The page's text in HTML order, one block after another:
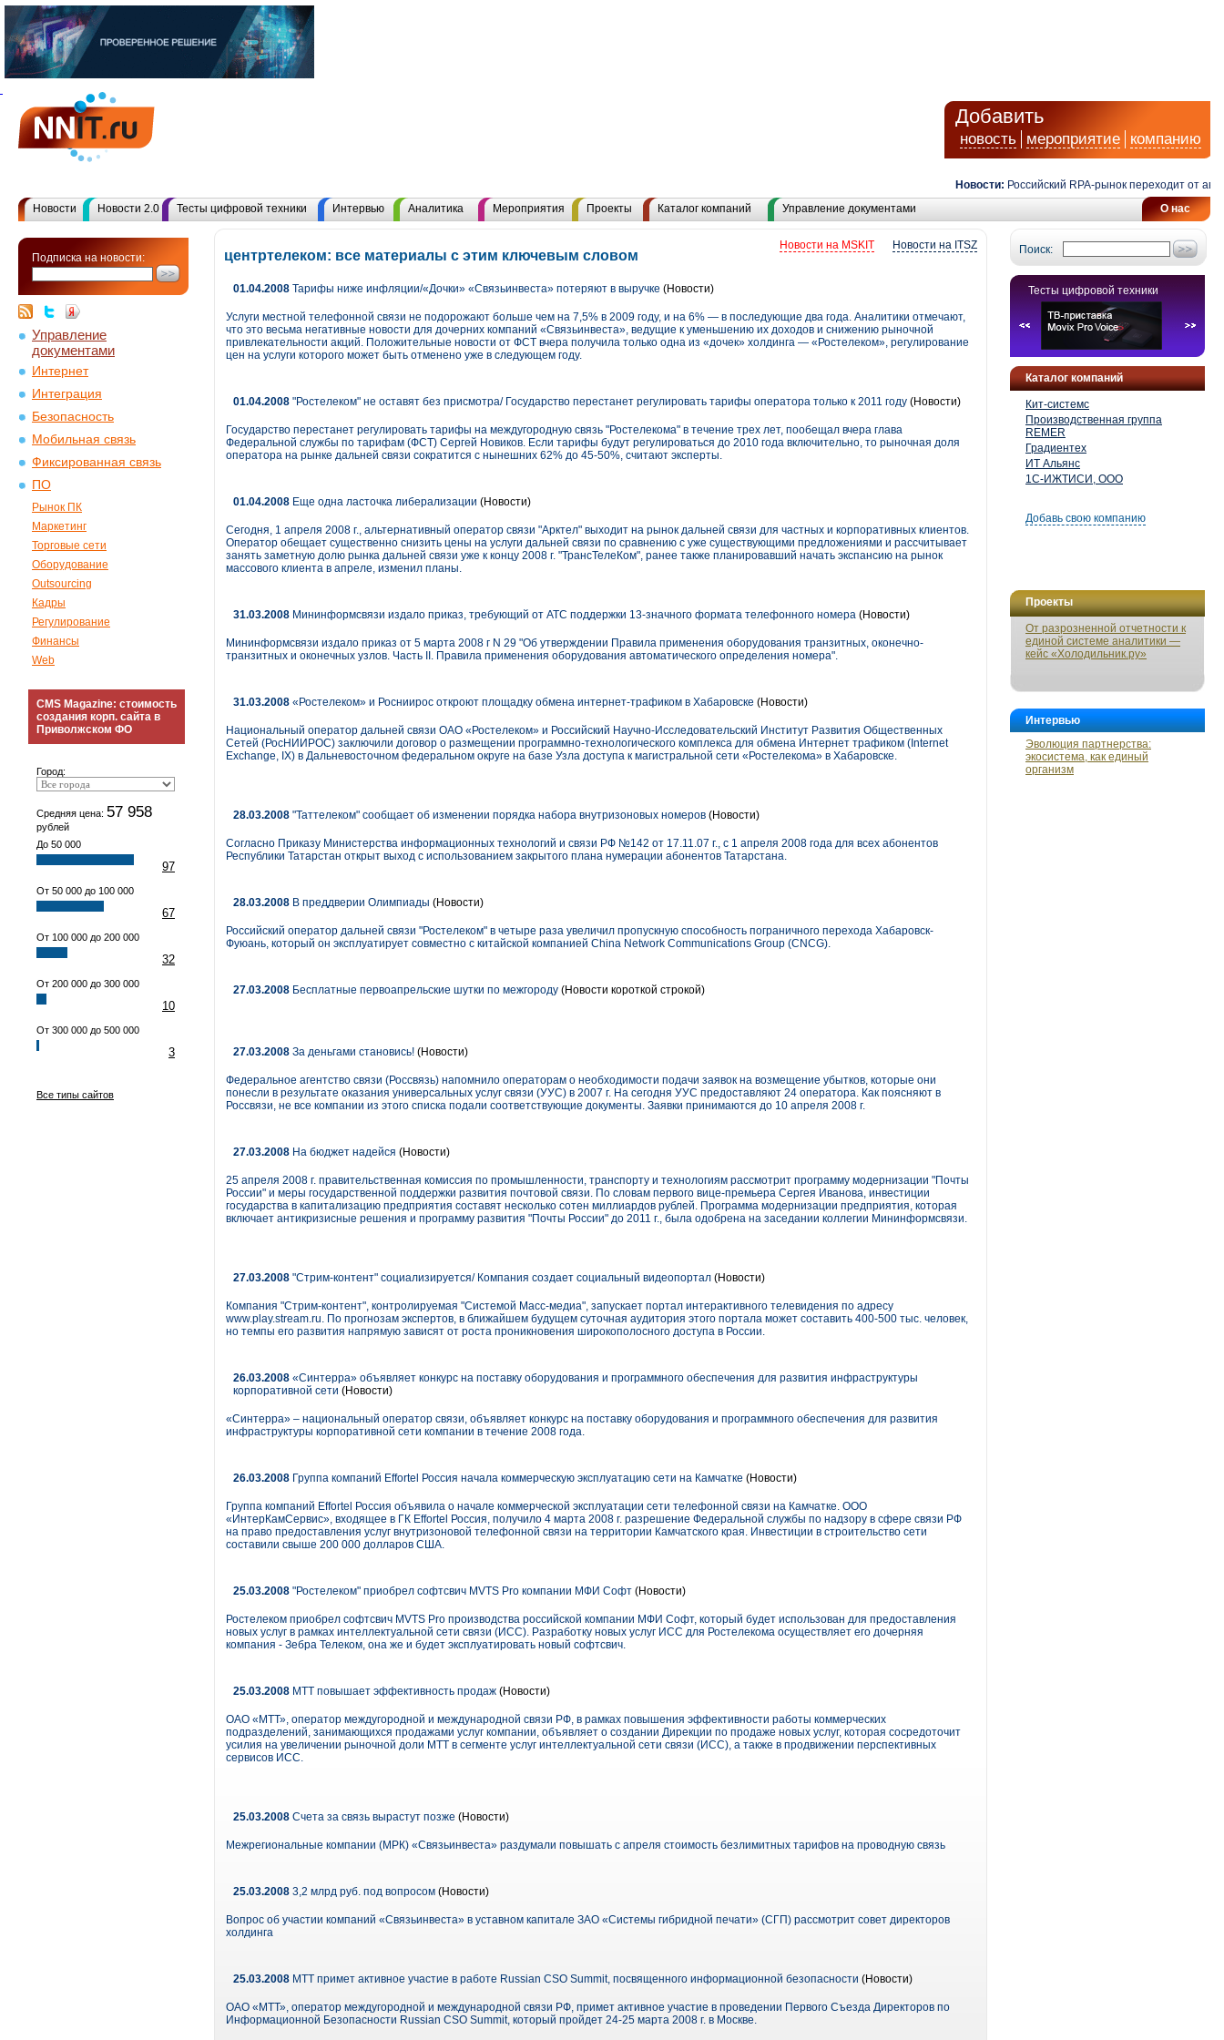
Добавить
новость мероприятие компанию
Новости: Российский RPA-рынок переходит от
О нас
Новости Новости 2.0 Тесты цифровой техники Интервью Аналитика Мероприятия Проекты Каталог компаний Управление документами
Подписка на новости:
Управление
документами
Интернет
Интеграция
Безопасность
Мобильная связь
Фиксированная связь
ПО
Рынок ПК
Маркетинг
Торговые сети
Оборудование
Outsourcing
Кадры
Регулирование
Финансы
Web
CMS Magazine: стоимость
создания корп. сайта в
Приволжском ФО
Город:
Средняя цена: 57 958
рублей
До 50 000
97
От 50 000 до 100 000
67
От 100 000 до 200 000
32
От 200 000 до 300 000
10
От 300 000 до 500 000
3
Все типы сайтов
Поиск:
Тесты цифровой техники
Каталог компаний
Кит-системс
Производственная группа
REMER
Градиентех
ИТ Альянс
1С-ИЖТИСИ, ООО
Добавь свою компанию
Проекты
От разрозненной отчетности к
единой системе аналитики —
кейс «Холодильник.ру»
Интервью
Эволюция партнерства:
экосистема, как единый
организм
Новости на ITSZ
Новости на MSKIT
центртелеком: все материалы с этим ключевым словом
01.04.2008 Тарифы ниже инфляции/«Дочки» «Связьинвеста» потеряют в выручке (Новости)
Услуги местной телефонной связи не подорожают больше чем на 7,5% в 2009 году, и на 6% — в последующие два года. Аналитики отмечают,
что это весьма негативные новости для дочерних компаний «Связьинвеста», ведущие к уменьшению их доходов и снижению рыночной
привлекательности акций. Положительные новости от ФСТ вчера получила только одна из «дочек» холдинга — «Ростелеком», регулирование
цен на услуги которого может быть отменено уже в следующем году.
01.04.2008 "Ростелеком" не оставят без присмотра/ Государство перестанет регулировать тарифы оператора только к 2011 году (Новости)
Государство перестанет регулировать тарифы на междугородную связь "Ростелекома" в течение трех лет, пообещал вчера глава
Федеральной службы по тарифам (ФСТ) Сергей Новиков. Если тарифы будут регулироваться до 2010 года включительно, то рыночная доля
оператора на рынке дальней связи сократится с нынешних 62% до 45-50%, считают эксперты.
01.04.2008 Еще одна ласточка либерализации (Новости)
Сегодня, 1 апреля 2008 г., альтернативный оператор связи "Арктел" выходит на рынок дальней связи для частных и корпоративных клиентов.
Оператор обещает существенно снизить цены на услуги дальней связи по сравнению с уже существующими предложениями и рассчитывает
занять заметную долю рынка дальней связи уже к концу 2008 г. "ТрансТелеКом", ранее также планировавший начать экспансию на рынок
массового клиента в апреле, изменил планы.
31.03.2008 Мининформсвязи издало приказ, требующий от АТС поддержки 13-значного формата телефонного номера (Новости)
Мининформсвязи издало приказ от 5 марта 2008 г N 29 "Об утверждении Правила применения оборудования транзитных, оконечно-
транзитных и оконечных узлов. Часть II. Правила применения оборудования автоматического определения номера".
31.03.2008 «Ростелеком» и Росниирос откроют площадку обмена интернет-трафиком в Хабаровске (Новости)
Национальный оператор дальней связи ОАО «Ростелеком» и Российский Научно-Исследовательский Институт Развития Общественных
Сетей (РосНИИРОС) заключили договор о размещении программно-технологического комплекса для обмена Интернет трафиком (Internet
Exchange, IX) в Дальневосточном федеральном округе на базе Узла доступа к магистральной сети «Ростелекома» в Хабаровске.
28.03.2008 "Таттелеком" сообщает об изменении порядка набора внутризоновых номеров (Новости)
Согласно Приказу Министерства информационных технологий и связи РФ №142 от 17.11.07 г., с 1 апреля 2008 года для всех абонентов
Республики Татарстан открыт выход с использованием закрытого плана нумерации абонентов Татарстана.
28.03.2008 В преддверии Олимпиады (Новости)
Российский оператор дальней связи "Ростелеком" в четыре раза увеличил пропускную способность пограничного перехода Хабаровск-
Фуюань, который он эксплуатирует совместно с китайской компанией China Network Communications Group (CNCG).
27.03.2008 Бесплатные первоапрельские шутки по межгороду (Новости короткой строкой)
27.03.2008 За деньгами становись! (Новости)
Федеральное агентство связи (Россвязь) напомнило операторам о необходимости подачи заявок на возмещение убытков, которые они
понесли в результате оказания универсальных услуг связи (УУС) в 2007 г. На сегодня УУС предоставляют 24 оператора. Как поясняют в
Россвязи, не все компании из этого списка подали соответствующие документы. Заявки принимаются до 10 апреля 2008 г.
27.03.2008 На бюджет надейся (Новости)
25 апреля 2008 г. правительственная комиссия по промышленности, транспорту и технологиям рассмотрит программу модернизации "Почты
России" и меры государственной поддержки развития почтовой связи. По словам первого вице-премьера Сергея Иванова, инвестиции
государства в капитализацию предприятия составят несколько сотен миллиардов рублей. Программа модернизации предприятия, которая
включает антикризисные решения и программу развития "Почты России" до 2011 г., была одобрена на заседании коллегии Мининформсвязи.
27.03.2008 "Стрим-контент" социализируется/ Компания создает социальный видеопортал (Новости)
Компания "Стрим-контент", контролируемая "Системой Масс-медиа", запускает портал интерактивного телевидения по адресу
www.play.stream.ru. По прогнозам экспертов, в ближайшем будущем суточная аудитория этого портала может составить 400-500 тыс. человек,
но темпы его развития напрямую зависят от роста проникновения широкополосного доступа в России.
26.03.2008 «Синтерра» объявляет конкурс на поставку оборудования и программного обеспечения для развития инфраструктуры
корпоративной сети (Новости)
«Синтерра» – национальный оператор связи, объявляет конкурс на поставку оборудования и программного обеспечения для развития
инфраструктуры корпоративной сети компании в течение 2008 года.
26.03.2008 Группа компаний Effortel Россия начала коммерческую эксплуатацию сети на Камчатке (Новости)
Группа компаний Effortel Россия объявила о начале коммерческой эксплуатации сети телефонной связи на Камчатке. ООО
«ИнтерКамСервис», входящее в ГК Effortel Россия, получило 4 марта 2008 г. разрешение Федеральной службы по надзору в сфере связи РФ
на право предоставления услуг внутризоновой телефонной связи на территории Камчатского края. Инвестиции в строительство сети
составили свыше 200 000 долларов США.
25.03.2008 "Ростелеком" приобрел софтсвич MVTS Pro компании МФИ Софт (Новости)
Ростелеком приобрел софтсвич MVTS Pro производства российской компании МФИ Софт, который будет использован для предоставления
новых услуг в рамках интеллектуальной сети связи (ИСС). Разработку новых услуг ИСС для Ростелекома осуществляет его дочерняя
компания - Зебра Телеком, она же и будет эксплуатировать новый софтсвич.
25.03.2008 МТТ повышает эффективность продаж (Новости)
ОАО «МТТ», оператор междугородной и международной связи РФ, в рамках повышения эффективности работы коммерческих
подразделений, занимающихся продажами услуг компании, объявляет о создании Дирекции по продаже новых услуг, которая сосредоточит
усилия на увеличении рыночной доли МТТ в сегменте услуг интеллектуальной сети связи (ИСС), а также в продвижении перспективных
сервисов ИСС.
25.03.2008 Счета за связь вырастут позже (Новости)
Межрегиональные компании (МРК) «Связьинвеста» раздумали повышать с апреля стоимость безлимитных тарифов на проводную связь
25.03.2008 3,2 млрд руб. под вопросом (Новости)
Вопрос об участии компаний «Связьинвеста» в уставном капитале ЗАО «Системы гибридной печати» (СГП) рассмотрит совет директоров
холдинга
25.03.2008 МТТ примет активное участие в работе Russian CSO Summit, посвященного информационной безопасности (Новости)
ОАО «МТТ», оператор междугородной и международной связи РФ, примет активное участие в проведении Первого Съезда Директоров по
Информационной Безопасности Russian CSO Summit, который пройдет 24-25 марта 2008 г. в Москве.